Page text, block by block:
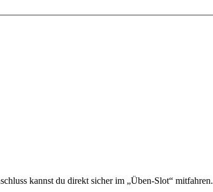
kannst du direkt sicher im „Üben-Slot“ mitfahren.